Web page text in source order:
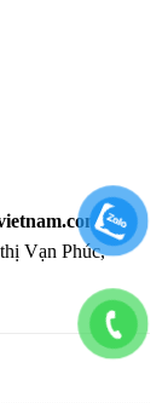
Vạn Phúc,